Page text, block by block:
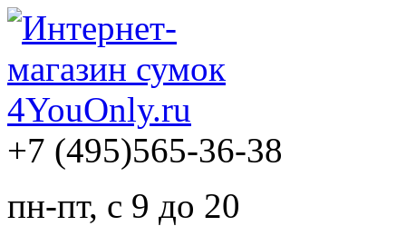
+7 (495)565-36-38
пн-пт, с 9 до 20